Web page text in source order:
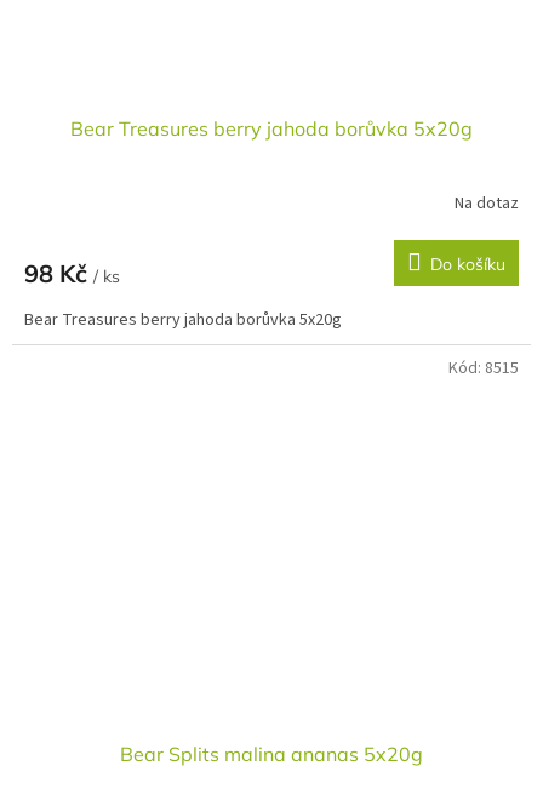
Bear Treasures berry jahoda borůvka 5x20g
Na dotaz
98 Kč / ks
Do košíku
Bear Treasures berry jahoda borůvka 5x20g
Bear Splits malina ananas 5x20g
Kód: 8515